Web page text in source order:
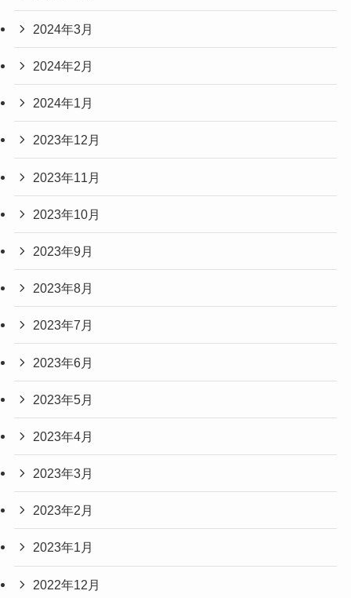
2024年3月
2024年2月
2024年1月
2023年12月
2023年11月
2023年10月
2023年9月
2023年8月
2023年7月
2023年6月
2023年5月
2023年4月
2023年3月
2023年2月
2023年1月
2022年12月